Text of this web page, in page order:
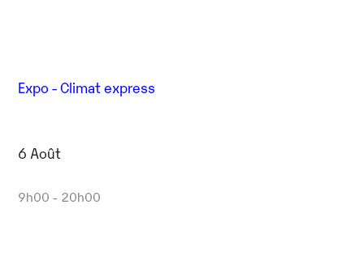
Expo - Climat express
6 Août
9h00 - 20h00